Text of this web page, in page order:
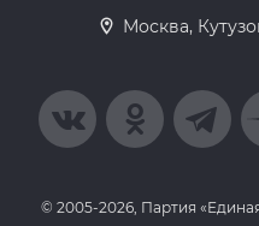
Москва,
© 2005-2026, Партия